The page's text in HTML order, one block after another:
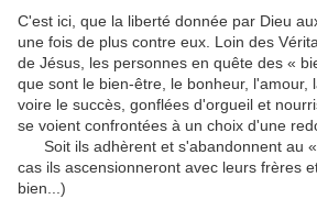
C'est ici, que la liberté donnée par Dieu
une fois de plus contre eux. Loin des
de Jésus, les personnes en quête des «
que sont le bien-être, le bonheur, l'amour,
voire le succès, gonflées d'orgueil et
se voient confrontées à un choix d'une
Soit ils adhèrent et s'abandonnent au
cas ils ascensionneront avec leurs frères
bien...)